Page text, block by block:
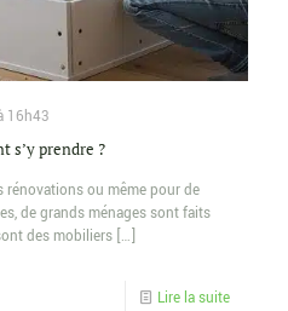
16h43
s’y prendre ?
rénovations ou même pour de
de grands ménages sont faits
des mobiliers […]
Lire la suite